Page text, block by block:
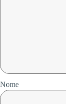
Nome